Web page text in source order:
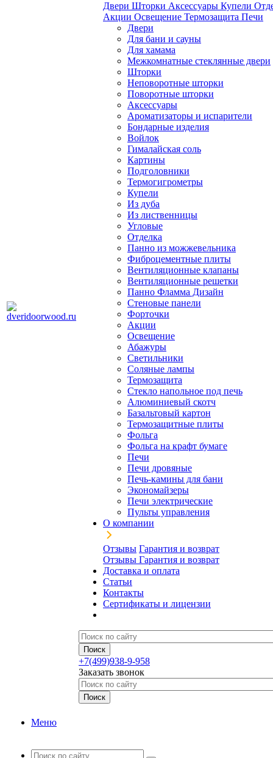
Двери Шторки Аксессуары Купели
Акции Освещение Термозащита Печи
Двери
Для бани и сауны
Для хамама
Межкомнатные стеклянные двери
Шторки
Неповоротные шторки
Поворотные шторки
Аксессуары
Ароматизаторы и испарители
Бондарные изделия
Войлок
Гималайская соль
Картины
Подголовники
Термогигрометры
Купели
Из дуба
Из лиственницы
Угловые
Отделка
Панно из можжевельника
Фиброцементные плиты
Вентиляционные клапаны
Вентиляционные решетки
Панно Фламма Дизайн
Стеновые панели
Форточки
Акции
Освещение
Абажуры
Светильники
Соляные лампы
Термозащита
Стекло напольное под печь
Алюминиевый скотч
Базальтовый картон
Термозащитные плиты
Фольга
Фольга на крафт бумаге
Печи
Печи дровяные
Печь-камины для бани
Экономайзеры
Печи электрические
Пульты управления
О компании
Отзывы Гарантия и возврат
Отзывы Гарантия и возврат
Доставка и оплата
Статьи
Контакты
Сертификаты и лицензии
+7(499)938-9-958
Заказать звонок
Меню